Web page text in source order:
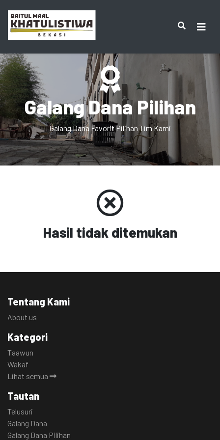
Galang Dana Pilihan
Galang Dana Favorit Pilihan Tim Kami
Hasil tidak ditemukan
Tentang Kami
About us
Kategori
Taawun
Wakaf
Lihat semua
Tautan
Telusuri
Galang Dana
Galang Dana Pilihan